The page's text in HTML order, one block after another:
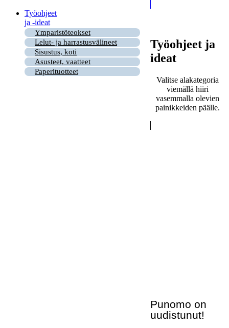
Työohjeet
ja -ideat
Ymparistöteokset
Lelut- ja harrastusvälineet
Sisustus, koti
Asusteet, vaatteet
Paperituotteet
Työohjeet ja
ideat
Valitse alakategoria
viemällä hiiri
vasemmalla olevien
painikkeiden päälle.
Punomo on
uudistunut!